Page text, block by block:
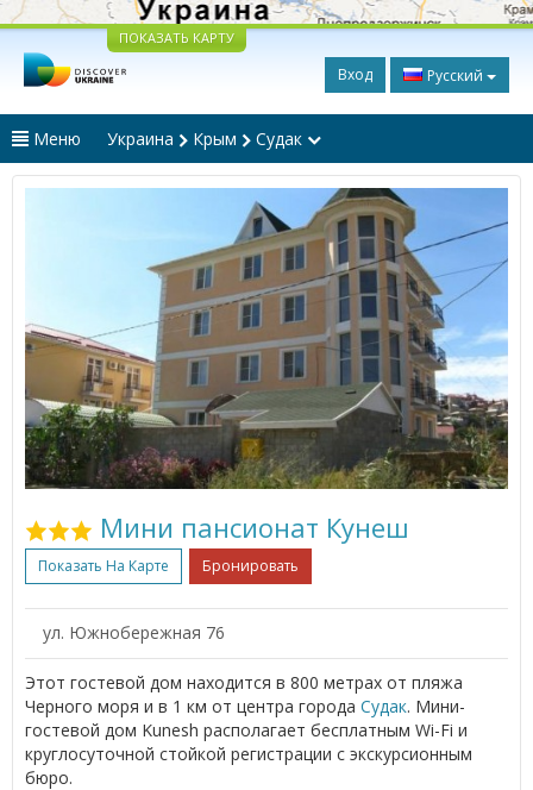
ПОКАЗАТЬ КАРТУ
Вход Русский
Меню Украина Крым Судак
Мини пансионат Кунеш
Показать На Карте Бронировать
ул. Южнобережная 76
Этот гостевой дом находится в 800 метрах от пляжа
Черного моря и в 1 км от центра города Судак. Мини-
гостевой дом Kunesh располагает бесплатным Wi-Fi и
круглосуточной стойкой регистрации с экскурсионным
бюро.